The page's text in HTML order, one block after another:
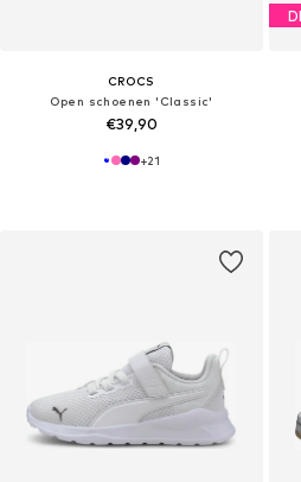
CROCS
Open schoenen 'Classic'
€39,90
+21